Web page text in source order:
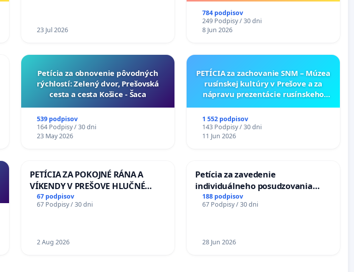
23 Jul 2026
Grob - Čierna Voda
784 podpisov
249 Podpisy / 30 dni
8 Jun 2026
​Petícia za obnovenie pôvodných
rýchlostí: Zelený dvor, Prešovská
cesta a cesta Košice - Šaca
539 podpisov
164 Podpisy / 30 dni
23 May 2026
PETÍCIA za zachovanie SNM – Múzea
rusínskej kultúry v Prešove a za
nápravu prezentácie rusínskeho
Múzeu ukrajinskej kultúry vo
Svidníku
1 552 podpisov
143 Podpisy / 30 dni
11 Jun 2026
PETÍCIA ZA POKOJNÉ RÁNA A
VÍKENDY V PREŠOVE HLUČNÉ
STAVEBNÉ PRÁCE V SOBOTU LEN
OD 9.00 DO 13.00 HOD., CEZ
KONTROLA STAVBY C-AREA NA
67 podpisov
67 Podpisy / 30 dni
2 Aug 2026
Petícia za zavedenie
individuálneho posudzovania
zdravotnej spôsobilosti osôb s
diabetom 1. a 2. typu pri prijímaní
188 podpisov
67 Podpisy / 30 dni
28 Jun 2026